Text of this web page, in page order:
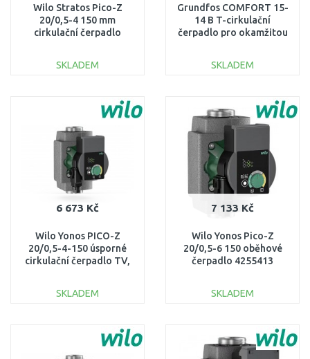
Wilo Stratos Pico-Z
20/0,5-4 150 mm
cirkulační čerpadlo
SKLADEM
Grundfos COMFORT 15-
14 B T-cirkulační
čerpadlo pro okamžitou
SKLADEM
Porovnat
6 673 Kč
Wilo Yonos PICO-Z
20/0,5-4-150 úsporné
cirkulační čerpadlo TV,
SKLADEM
7 133 Kč
Wilo Yonos Pico-Z
20/0,5-6 150 oběhové
čerpadlo 4255413
SKLADEM
Porovnat